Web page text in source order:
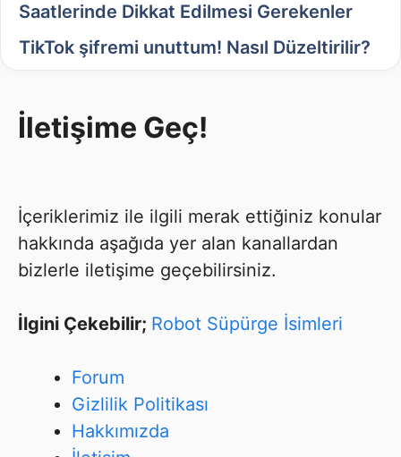
Saatlerinde Dikkat Edilmesi Gerekenler
TikTok şifremi unuttum! Nasıl Düzeltirilir?
İletişime Geç!
İçeriklerimiz ile ilgili merak ettiğiniz konular
hakkında aşağıda yer alan kanallardan
bizlerle iletişime geçebilirsiniz.
İlgini Çekebilir; Robot Süpürge İsimleri
Forum
Gizlilik Politikası
Hakkımızda